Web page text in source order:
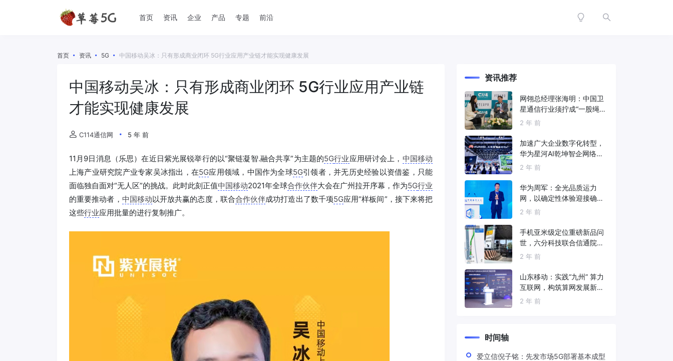
首页 资讯 企业 产品 专题 前沿
首页 资讯 5G 中国移动吴冰：只有形成商业闭环 5G行业应用产业链才能实现健康发展
中国移动吴冰：只有形成商业闭环 5G行业应用产业链
才能实现健康发展
C114通信网 5 年 前
11月9日消息（乐思）在近日紫光展锐举行的以“聚链凝智.融合共享”为主题的5G行业应用研讨会上， 中国移动
上海产业研究院产业专家吴冰指出，在5G应用领域，中国作为全球5G引领者，并无历史经验以资借鉴，只能
面临独自面对“无人区”的挑战。此时此刻正值中国移动2021年全球合作伙伴大会在广州拉开序幕，作为5G行业
的重要推动者， 中国移动以开放共赢的态度，联合合作伙伴成功打造出了数千项5G应用“样板间”，接下来将把
这些行业应用批量的进行复制推广。
资讯推荐
网翎总经理张海明：中国卫
星通信行业须拧成“一股绳”
共同打造垂直产业链
2 年 前
加速广大企业数字化转型，
华为星河AI乾坤智企网络解
决方案亮相2024中国国际信
2 年 前
华为周军：全光品质运力
网，以确定性体验迎接确定
性的智能时代
2 年 前
手机亚米级定位重磅新品问
世，六分科技联合信通院发
布免费服务
2 年 前
山东移动：实践“九州” 算力
互联网，构筑算网发展新底
座
2 年 前
时间轴
爱立信倪子铭：先发市场5G部署基本成型